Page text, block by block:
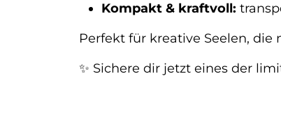
Kompakt & kraftvoll:
Perfekt für kreative Seelen,
✨ Sichere dir jetzt eines der